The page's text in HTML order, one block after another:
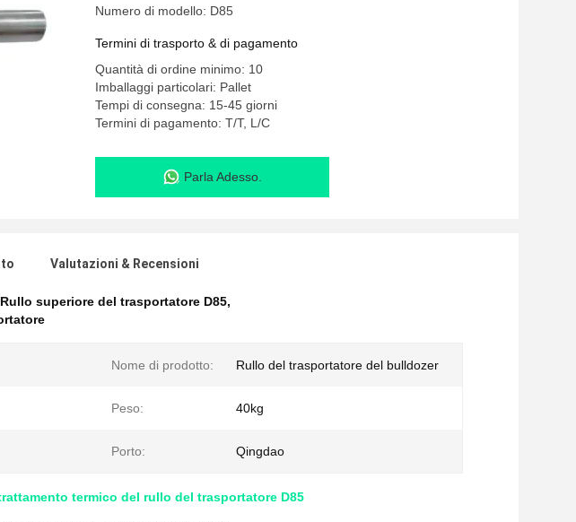
Numero di modello: D85
Termini di trasporto & di pagamento
Quantità di ordine minimo: 10
Imballaggi particolari: Pallet
Tempi di consegna: 15-45 giorni
Termini di pagamento: T/T, L/C
Parla Adesso.
Valutazioni & Recensioni
Rullo superiore del trasportatore D85,
Nome di prodotto: Rullo del trasportatore del bulldozer
Peso: 40kg
Porto: Qingdao
termico del rullo del trasportatore D85